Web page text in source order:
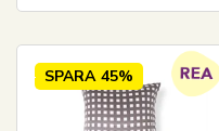
SPARA 45%